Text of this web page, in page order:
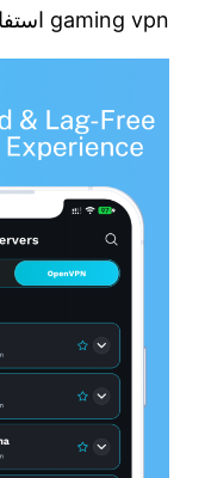
gaming vpn استفاده کن!